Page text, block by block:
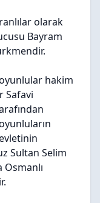
olarak
Bayram
hakim
Safavi
Sultan Selim
Osmanlı